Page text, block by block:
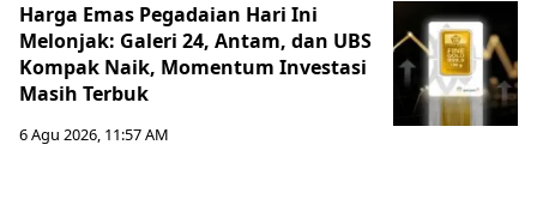
Harga Emas Pegadaian Hari Ini
Melonjak: Galeri 24, Antam, dan UBS
Kompak Naik, Momentum Investasi
Masih Terbuk
6 Agu 2026, 11:57 AM